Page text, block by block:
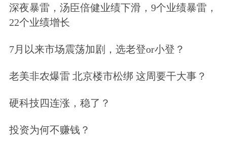
减持黄金ETF，增持黄金股ETF
另一个值得关注的现象是，在国际金价
市场共有62只FOF重仓了华安黄金
深夜暴雷，汤臣倍健业绩下滑，9个业绩暴雷，
22个业绩增长
7月以来市场震荡加剧，选老登or小登？
老美非农爆雷 北京楼市松绑 这周要干大事？
硬科技四连涨，稳了？
投资为何不赚钱？